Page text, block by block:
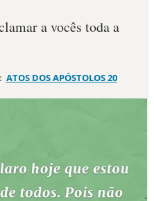
a vocês toda a
ATOS DOS APÓSTOLOS 20